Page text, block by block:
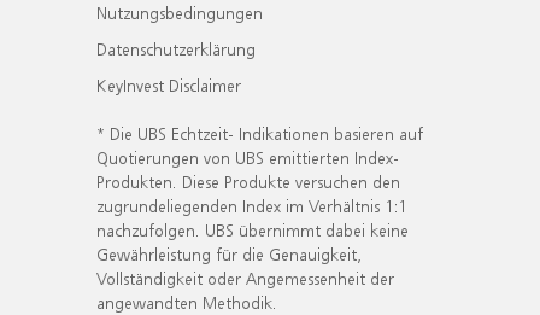
Nutzungsbedingungen
Datenschutzerklärung
KeyInvest Disclaimer
* Die UBS Echtzeit- Indikationen basieren auf
Quotierungen von UBS emittierten Index-
Produkten. Diese Produkte versuchen den
zugrundeliegenden Index im Verhältnis 1:1
nachzufolgen. UBS übernimmt dabei keine
Gewährleistung für die Genauigkeit,
Vollständigkeit oder Angemessenheit der
angewandten Methodik.